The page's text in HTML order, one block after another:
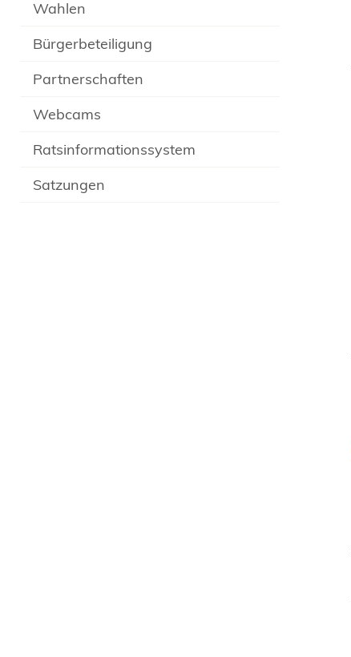
Wahlen
Bürgerbeteiligung
Partnerschaften
Webcams
Ratsinformationssystem
Satzungen